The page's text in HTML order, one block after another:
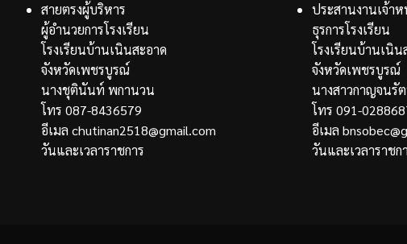
สายตรงผู้บริหาร
ผู้อำนวยการโรงเรียน
โรงเรียนบ้านเนินสะอาด
จังหวัดเพชรบูรณ์
นางชุตินันท์ พกานวน
โทร 087-8436579
อีเมล chutinan2518@gmail.com
วันและเวลาราชการ
ประสานงานเจ้า
ธุรการโรงเรียน
โรงเรียนบ้านเนิน
จังหวัดเพชรบูรณ์
นางสาวกาญจนรั
โทร 091-
อีเมล
วันและเวลาราชก